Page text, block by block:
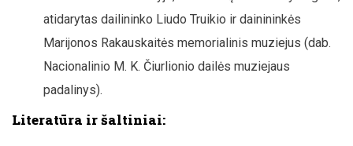
atidarytas dailininko Liudo Truikio ir dainininkės
Marijonos Rakauskaitės memorialinis muziejus (dab.
Nacionalinio M. K. Čiurlionio dailės muziejaus
padalinys).
Literatūra ir šaltiniai: